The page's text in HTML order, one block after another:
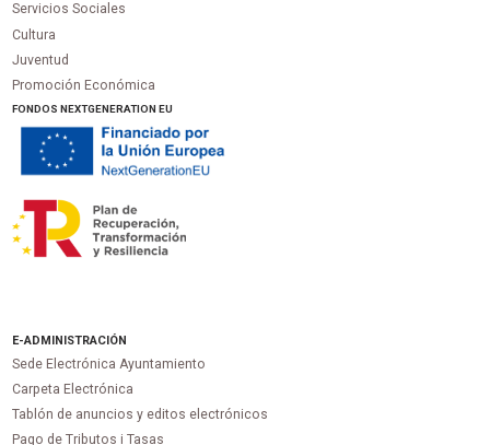
Servicios Sociales
Cultura
Juventud
Promoción Económica
FONDOS NEXTGENERATION EU
E-ADMINISTRACIÓN
Sede Electrónica Ayuntamiento
Carpeta Electrónica
Tablón de anuncios y editos electrónicos
Pago de Tributos i Tasas